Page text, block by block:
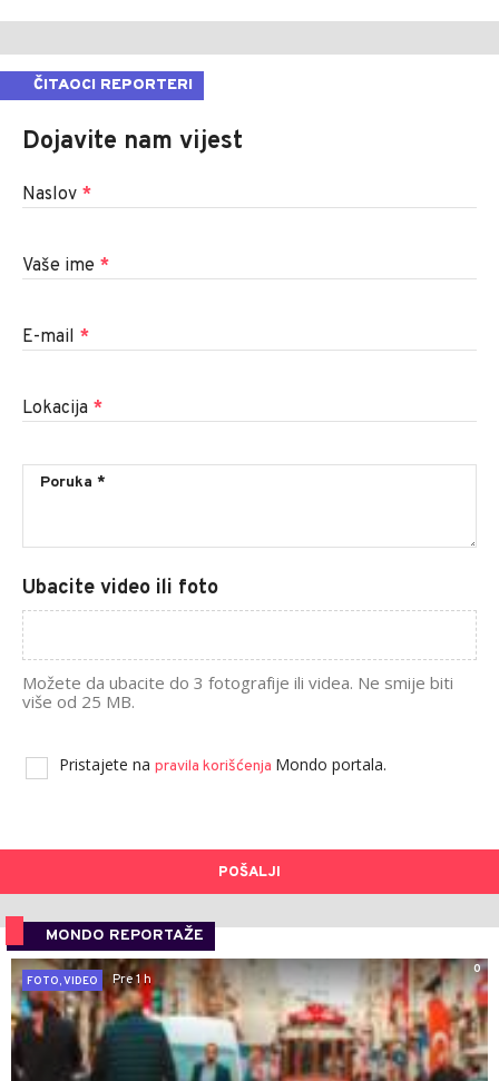
ČITAOCI REPORTERI
Dojavite nam vijest
Naslov *
Vaše ime *
E-mail *
Lokacija *
Ubacite video ili foto
Možete da ubacite do 3 fotografije ili videa. Ne smije biti
više od 25 MB.
Pristajete na pravila korišćenja Mondo portala.
POŠALJI
MONDO REPORTAŽE
0
FOTO, VIDEO
Pre 1 h